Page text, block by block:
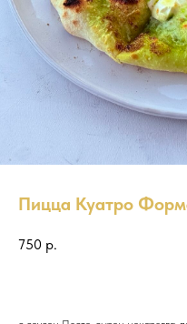
Пицца Куатро
750 р.